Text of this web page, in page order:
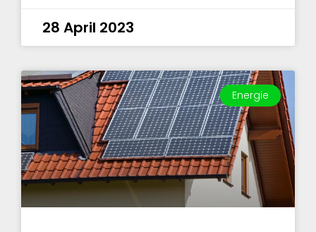
28 April 2023
Energie